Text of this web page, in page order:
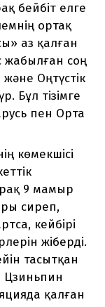
бейбіт елге
ортақ
аз қалған
жабылған соң
Оңтүстік
Бұл тізімге
пен Орта
көмекшісі
9 мамыр
сиреп,
кейбірі
жіберді.
тасытқан
Цзиньпин
қалған